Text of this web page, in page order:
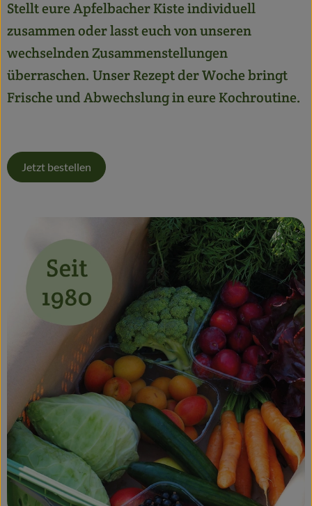
Frisches
Naturwaren
Getränke
Alles Andere
Apfelbacher Kiste
Hofladen
Gärtnerei
Feste
Stellt eure Apfelbacher Kiste individuell
zusammen oder lasst euch von unseren
wechselnden Zusammenstellungen
überraschen. Unser Rezept der Woche bringt
Frische und Abwechslung in eure Kochroutine.
Jetzt bestellen